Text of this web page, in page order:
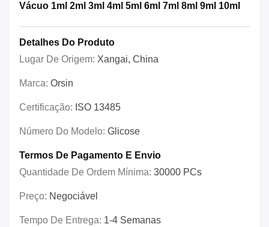
Vácuo 1ml 2ml 3ml 4ml 5ml 6ml 7ml 8ml 9ml 10ml
Detalhes Do Produto
Lugar De Origem: Xangai, China
Marca: Orsin
Certificação: ISO 13485
Número Do Modelo: Glicose
Termos De Pagamento E Envio
Quantidade De Ordem Mínima: 30000 PCs
Preço: Negociável
Tempo De Entrega: 1-4 Semanas